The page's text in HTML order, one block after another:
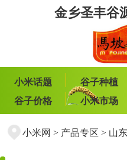
金乡圣丰谷
小米话题 谷子种植
谷子价格
小米市场
小米网 > 产品专区 > 山东